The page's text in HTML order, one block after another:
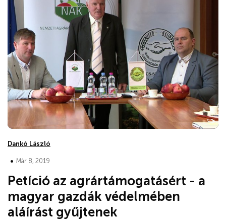
Dankó László
• Már 8, 2019
Petíció az agrártámogatásért - a
magyar gazdák védelmében
aláírást gyűjtenek